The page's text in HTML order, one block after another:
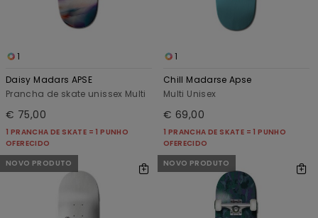
1
Daisy Madars APSE
Prancha de skate unissex Multi
€ 75,00
1 PRANCHA DE SKATE = 1 PUNHO
OFERECIDO
1
Chill Madarse Apse
Multi Unisex
€ 69,00
1 PRANCHA DE SKATE = 1 PUNHO
OFERECIDO
NOVO PRODUTO
NOVO PRODUTO